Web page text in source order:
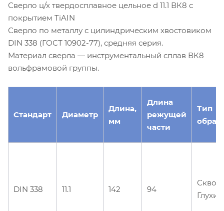
Сверло ц/х твердосплавное цельное d 11.1 ВК8 с
покрытием TiAIN
Сверло по металлу с цилиндрическим хвостовиком
DIN 338 (ГОСТ 10902-77), средняя серия.
Материал сверла — инструментальный сплав ВК8
вольфрамовой группы.
Стандарт Диаметр
Длина,
мм
Длина
режущей
части
Тип
DIN 338 11.1 142 94
Глухие